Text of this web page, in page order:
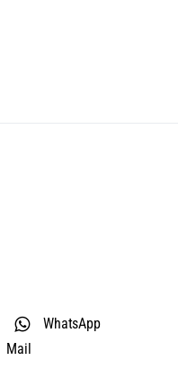
WhatsApp
Mail